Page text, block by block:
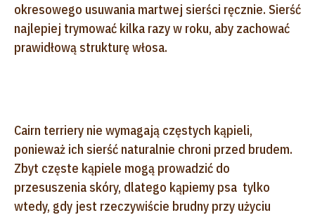
okresowego usuwania martwej sierści ręcznie. Sierść
najlepiej trymować kilka razy w roku, aby zachować
prawidłową strukturę włosa.
Cairn terriery nie wymagają częstych kąpieli,
ponieważ ich sierść naturalnie chroni przed brudem.
Zbyt częste kąpiele mogą prowadzić do
przesuszenia skóry, dlatego kąpiemy psa tylko
wtedy, gdy jest rzeczywiście brudny przy użyciu